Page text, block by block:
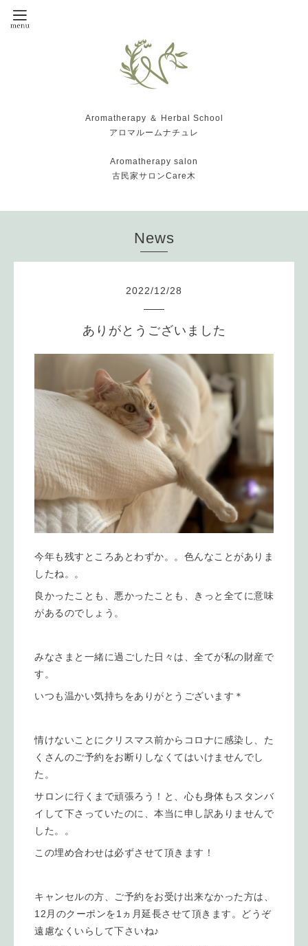
Aromatherapy ＆ Herbal School
アロマルームナチュレ
Aromatherapy salon
古民家サロンCare木
News
2022/12/28
ありがとうございました
今年も残すところあとわずか。。色んなことがありま
したね。。
良かったことも、悪かったことも、きっと全てに意味
があるのでしょう。
みなさまと一緒に過ごした日々は、全てが私の財産で
す。
いつも温かい気持ちをありがとうございます＊
情けないことにクリスマス前からコロナに感染し、た
くさんのご予約をお断りしなくてはいけませんでし
た。
サロンに行くまで頑張ろう！と、心も身体もスタンバ
イして下さっていたのに、本当に申し訳ありませんで
した。。
この埋め合わせは必ずさせて頂きます！
キャンセルの方、ご予約をお受け出来なかった方は、
12月のクーポンを1ヵ月延長させて頂きます。どうぞ
遠慮なくいらして下さいね♪